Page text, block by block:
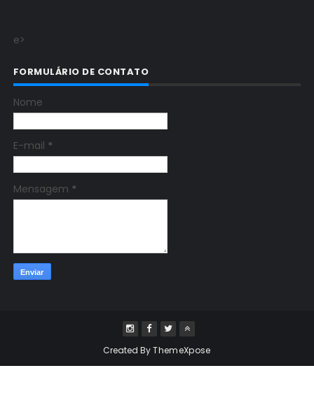
e>
FORMULÁRIO DE CONTATO
Nome
E-mail *
Mensagem *
Created ByThemeXpose